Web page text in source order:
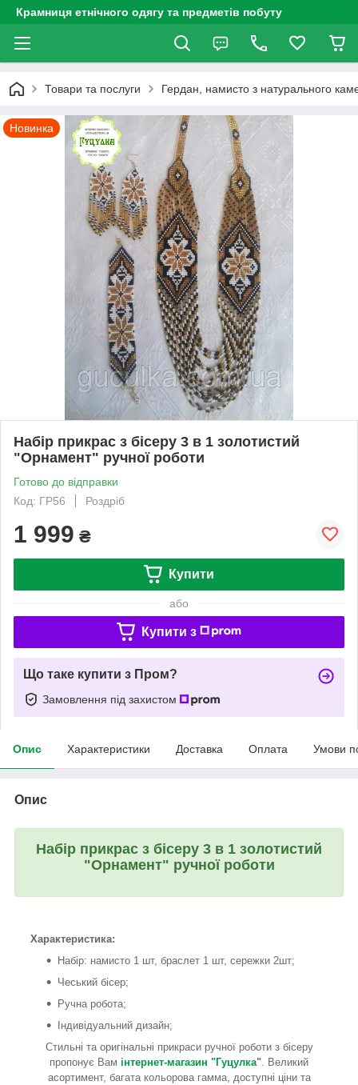
Крамниця етнічного одягу та предметів побуту
Товари та послуги Гердан, намисто з натурального
Новинка
Набір прикрас з бісеру 3 в 1 золотистий
"Орнамент" ручної роботи
Готово до відправки
Код: ГР56
Роздріб
1 999 ₴
Купити
або
Купити з
Що таке купити з Пром?
Замовлення під захистом
Опис Характеристики Доставка Оплата Умови
Опис
Набір прикрас з бісеру 3 в 1 золотистий
"Орнамент" ручної роботи
Характеристика:
Набір: намисто 1 шт, браслет 1 шт, сережки 2шт;
Чеський бісер;
Ручна робота;
Індивідуальний дизайн;
Стильні та оригінальні прикраси ручної роботи з бісеру
пропонує Вам інтернет-магазин "Гуцулка". Великий
асортимент, багата кольорова гамма, доступні ціни та